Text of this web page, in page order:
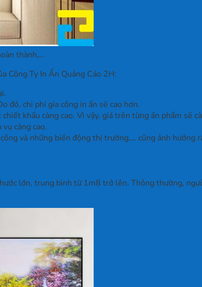
thành,…
Công Ty In Ấn Quảng Cáo 2H:
đó, chi phí gia công in ấn sẽ cao hơn.
khấu càng cao. Vì vậy, giá trên từng ấn phẩm sẽ
càng cao.
và những biến động thị trường,… cũng ảnh hưởng
lớn, trung bình từ 1m8 trở lên. Thông thường,